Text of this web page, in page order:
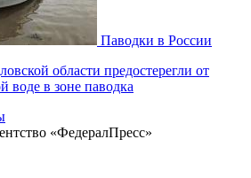
Паводки в России
области предостерегли от
воде в зоне паводка
«ФедералПресс»